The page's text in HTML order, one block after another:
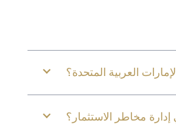
العربية المتحدة؟
مخاطر الاستثمار؟